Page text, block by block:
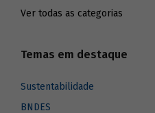
Ver todas as categorias
Temas em destaque
Sustentabilidade
BNDES